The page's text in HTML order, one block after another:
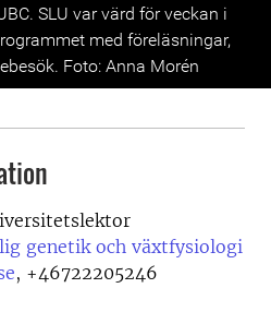
SLU var värd för veckan i
med föreläsningar,
Foto: Anna Morén
genetik och växtfysiologi
, +46722205246